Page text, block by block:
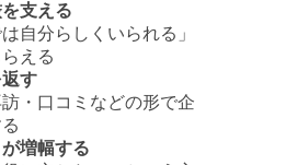
支える
自分らしくいられる」
える
す
・口コミなどの形で企
増幅する